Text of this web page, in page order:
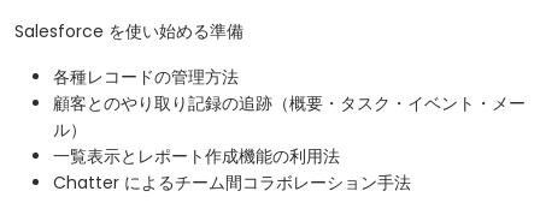
Salesforce を使い始める準備
各種レコードの管理方法
顧客とのやり取り記録の追跡（概要・タスク・イベント・メー
ル）
一覧表示とレポート作成機能の利用法
Chatter によるチーム間コラボレーション手法